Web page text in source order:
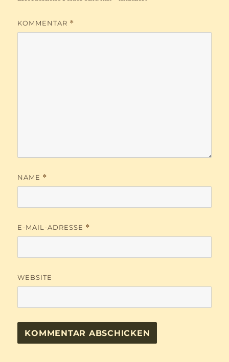
KOMMENTAR *
NAME *
E-MAIL-ADRESSE *
WEBSITE